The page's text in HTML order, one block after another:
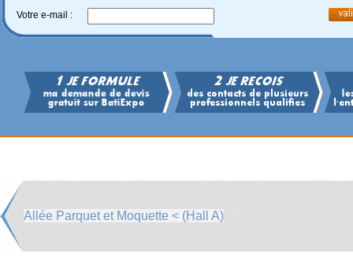
Votre e-mail :
Allée Parquet et Moquette < (Hall A)